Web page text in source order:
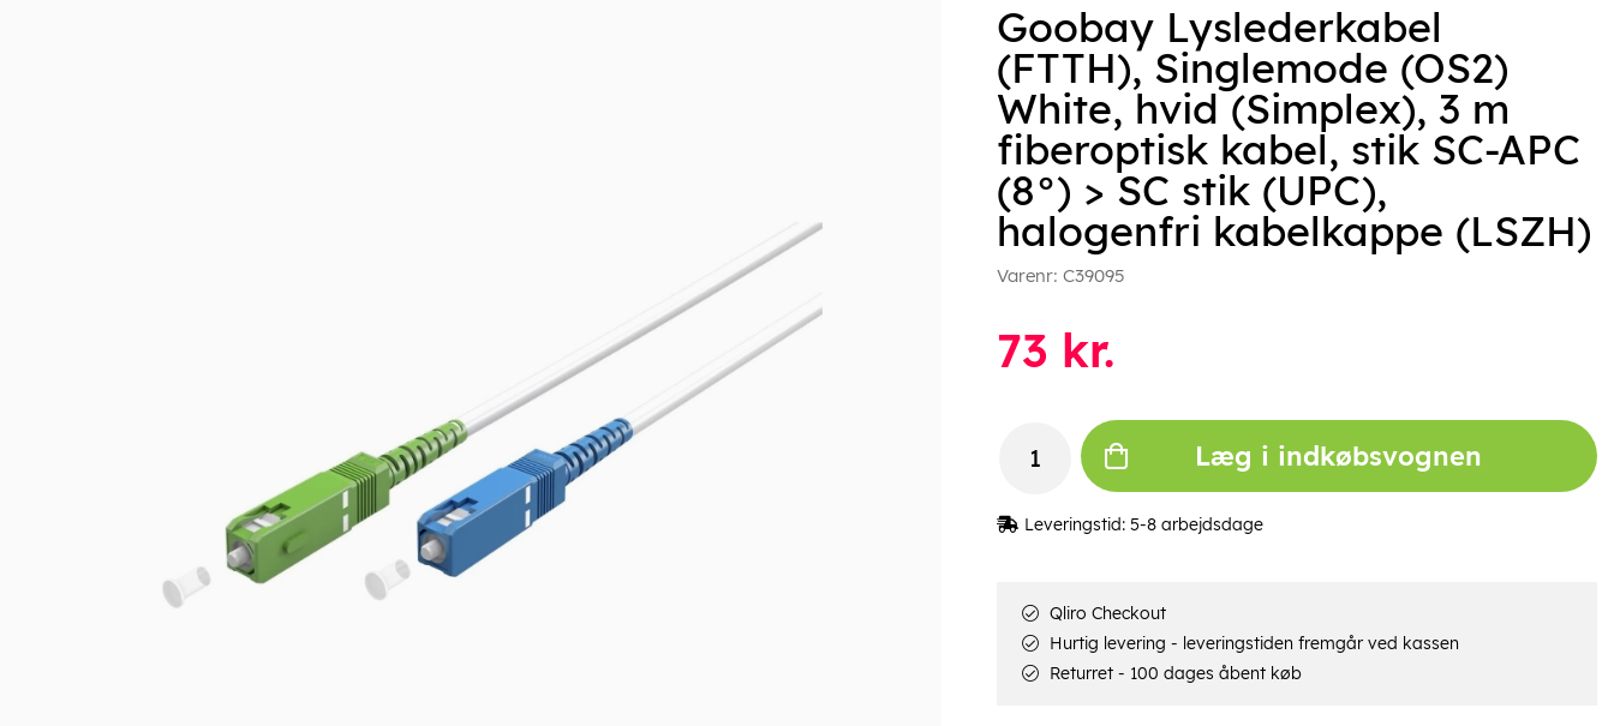
Goobay Lyslederkabel
(FTTH), Singlemode (OS2)
White, hvid (Simplex), 3 m
fiberoptisk kabel, stik SC-APC
(8°) > SC stik (UPC),
halogenfri kabelkappe (LSZH)
Varenr: C39095
73 kr.
Læg i indkøbsvognen
Leveringstid: 5-8 arbejdsdage
Qliro Checkout
Hurtig levering - leveringstiden fremgår ved kassen
Returret - 100 dages åbent køb